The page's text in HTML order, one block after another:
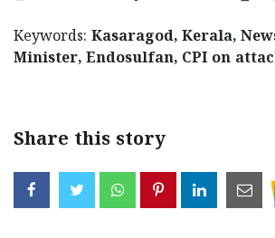
Keywords: Kasaragod, Kerala,
Minister, Endosulfan, CPI on
Share this story